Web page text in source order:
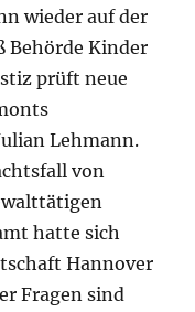
wieder auf der
Behörde Kinder
prüft neue
Lehmann.
von
hatte sich
Hannover
Fragen sind